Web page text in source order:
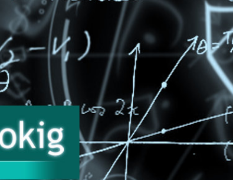
Bezár!